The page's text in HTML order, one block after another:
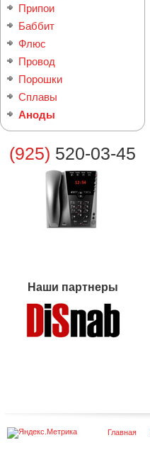
Припои
Баббит
Флюс
Провод
Порошки
Сплавы
Аноды
(925) 520-03-45
Наши партнеры
Главная